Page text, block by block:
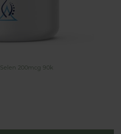
Selen 200mcg 90k